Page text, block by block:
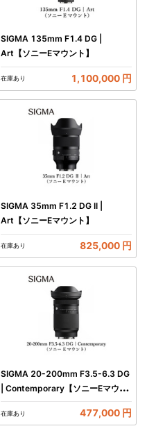
SIGMA 135mm F1.4 DG |
Art【ソニーEマウント】
在庫あり 1,100,000 円
SIGMA 35mm F1.2 DG II |
Art【ソニーEマウント】
在庫あり 825,000 円
SIGMA 20-200mm F3.5-6.3 DG
| Contemporary【ソニーEマウン
ト】
在庫あり 477,000 円